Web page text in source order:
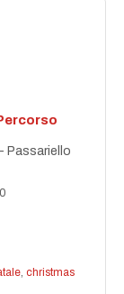
Passariello
, christmas